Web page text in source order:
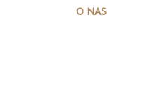
O NAS